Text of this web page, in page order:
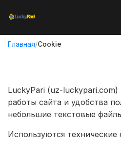
Главная/Cookie
LuckyPari (uz-luckypari.com)
работы сайта и удобства
небольшие текстовые
Используются технические